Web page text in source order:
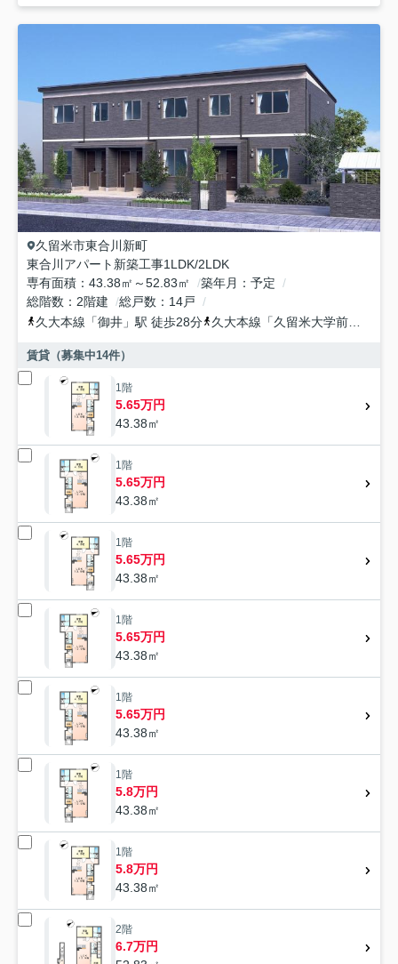
久留米市東合川新町
東合川アパート新築工事1LDK/2LDK
専有面積
43.38㎡～52.83㎡ 築年月
予定
総階数
2階建 総戸数
14戸
久大本線 「御井 」駅 徒歩28分 久大本線 「久留米大学前
賃貸（募集中14件）
1階
5.65万円
43.38㎡
1階
5.65万円
43.38㎡
1階
5.65万円
43.38㎡
1階
5.65万円
43.38㎡
1階
5.65万円
43.38㎡
1階
5.8万円
43.38㎡
1階
5.8万円
43.38㎡
2階
6.7万円